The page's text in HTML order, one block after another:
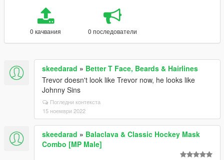
0 качвания 0 последователи
skeedarad » Better T Face, Beards & Hairlines
Trevor doesn't look like Trevor now, he looks like
Johnny Sins
Погледни контекста
15 ноември 2022
skeedarad » Balaclava & Classic Hockey Mask
Combo [MP Male]